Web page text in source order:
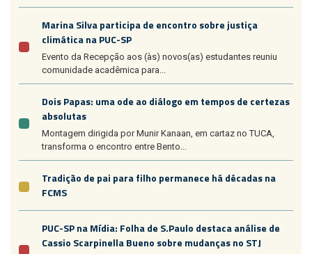
Marina Silva participa de encontro sobre justiça
climática na PUC-SP
Evento da Recepção aos (às) novos(as) estudantes reuniu
comunidade acadêmica para...
Dois Papas: uma ode ao diálogo em tempos de certezas
absolutas
Montagem dirigida por Munir Kanaan, em cartaz no TUCA,
transforma o encontro entre Bento...
Tradição de pai para filho permanece há décadas na
FCMS
PUC-SP na Mídia: Folha de S.Paulo destaca análise de
Cassio Scarpinella Bueno sobre mudanças no STJ